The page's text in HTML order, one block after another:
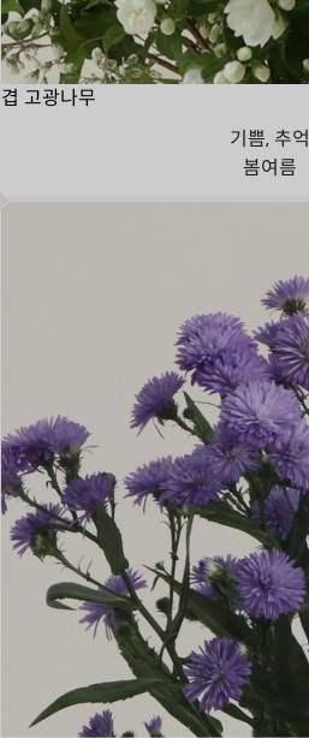
겹 고광나무
기쁨, 추억
봄여름